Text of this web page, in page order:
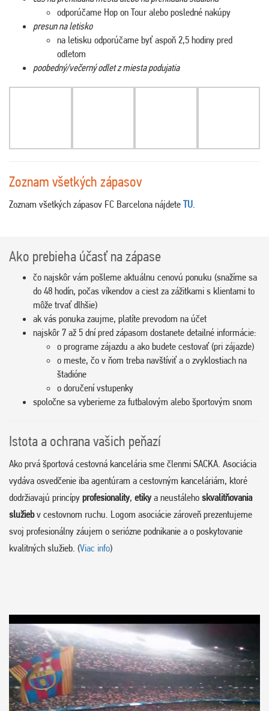
odporúčame Hop on Tour alebo posledné nakúpy
presun na letisko
na letisku odporúčame byť aspoň 2,5 hodiny pred
odletom
poobedný/večerný odlet z miesta podujatia
Zoznam všetkých zápasov
Zoznam všetkých zápasov FC Barcelona nájdete TU.
Ako prebieha účasť na zápase
čo najskôr vám pošleme aktuálnu cenovú ponuku (snažíme sa
do 48 hodín, počas víkendov a ciest za zážitkami s klientami to
môže trvať dlhšie)
ak vás ponuka zaujme, platíte prevodom na účet
najskôr 7 až 5 dní pred zápasom dostanete detailné informácie:
o programe zájazdu a ako budete cestovať (pri zájazde)
o meste, čo v ňom treba navštíviť a o zvyklostiach na
štadióne
o doručení vstupenky
spoločne sa vyberieme za futbalovým alebo športovým snom
Istota a ochrana vašich peňazí
Ako prvá športová cestovná kancelária sme členmi SACKA. Asociácia
vydáva osvedčenie iba agentúram a cestovným kanceláriám, ktoré
dodržiavajú princípy profesionality, etikya neustáleho skvalitňovania
služiebv cestovnom ruchu. Logom asociácie zároveň prezentujeme
svoj profesionálny záujem o seriózne podnikanie a o poskytovanie
kvalitných služieb. (Viac info)